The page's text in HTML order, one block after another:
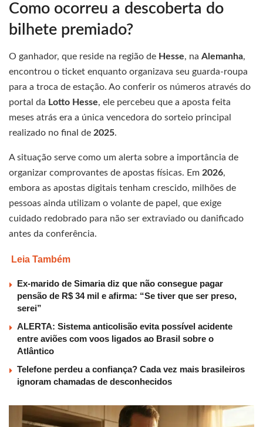
Como ocorreu a descoberta do
bilhete premiado?
O ganhador, que reside na região de Hesse, na Alemanha,
encontrou o ticket enquanto organizava seu guarda-roupa
para a troca de estação. Ao conferir os números através do
portal da Lotto Hesse, ele percebeu que a aposta feita
meses atrás era a única vencedora do sorteio principal
realizado no final de 2025.
A situação serve como um alerta sobre a importância de
organizar comprovantes de apostas físicas. Em 2026,
embora as apostas digitais tenham crescido, milhões de
pessoas ainda utilizam o volante de papel, que exige
cuidado redobrado para não ser extraviado ou danificado
antes da conferência.
Leia Também
Ex-marido de Simaria diz que não consegue pagar
pensão de R$ 34 mil e afirma: “Se tiver que ser preso,
serei”
ALERTA: Sistema anticolisão evita possível acidente
entre aviões com voos ligados ao Brasil sobre o
Atlântico
Telefone perdeu a confiança? Cada vez mais brasileiros
ignoram chamadas de desconhecidos